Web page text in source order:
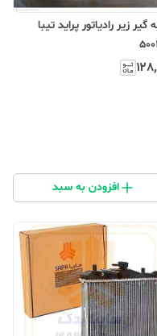
گیر زیر رادیاتور پراید تیبا
افزودن به سبد